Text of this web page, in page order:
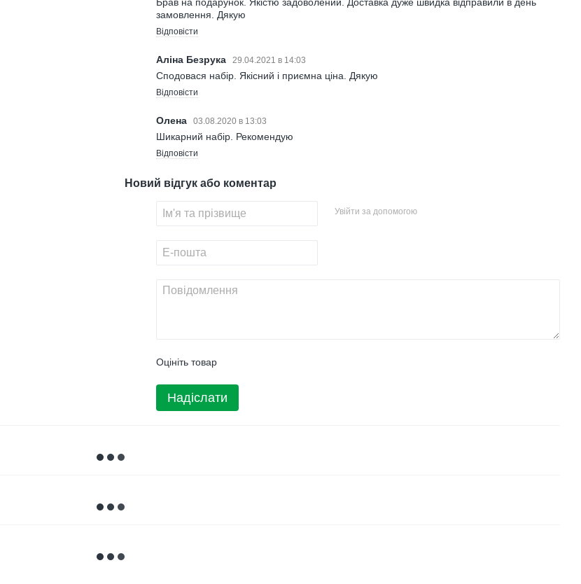
замовлення. Дякую
Відповісти
Аліна Безрука 29.04.2021 в 14:03
Сподовася набір. Якісний і приємна ціна. Дякую
Відповісти
Олена 03.08.2020 в 13:03
Шикарний набір. Рекомендую
Відповісти
Новий відгук або коментар
Увійти за допомогою
Оцініть товар
Надіслати